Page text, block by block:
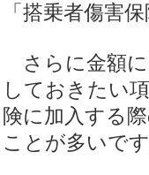
「搭乗者傷害
さらに金額に
しておきたい
険に加入する
ことが多いです